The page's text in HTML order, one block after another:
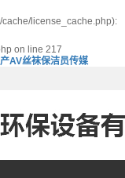
license_cache.php):
on line 217
AV丝袜保洁员传媒